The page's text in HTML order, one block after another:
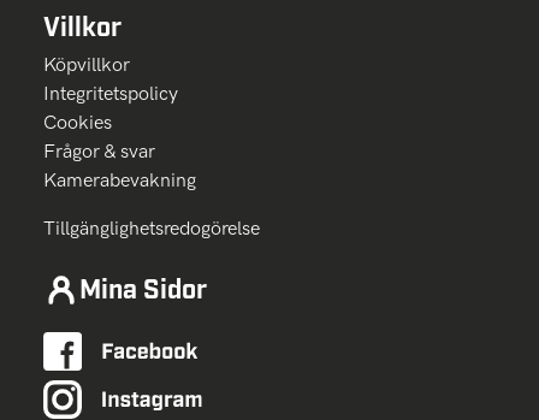
Villkor
Köpvillkor
Integritetspolicy
Cookies
Frågor & svar
Kamerabevakning
Tillgänglighetsredogörelse
Mina Sidor